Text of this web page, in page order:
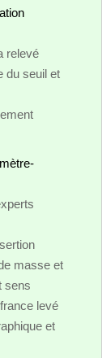
relevé
du seuil et
masse et
sens
levé
et